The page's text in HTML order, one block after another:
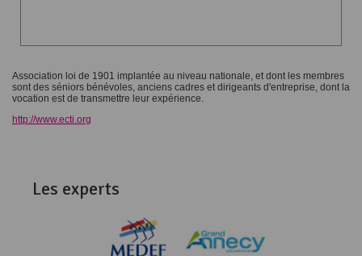
Association loi de 1901 implantée au niveau nationale, et dont les membres
sont des séniors bénévoles, anciens cadres et dirigeants d'entreprise, dont la
vocation est de transmettre leur expérience.
http://www.ecti.org
Les experts